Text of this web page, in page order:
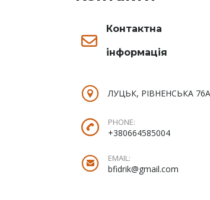
Контактна
інформація
ЛУЦЬК, РІВНЕНСЬКА 76А
PHONE:
+380664585004
EMAIL:
bfidrik@gmail.com